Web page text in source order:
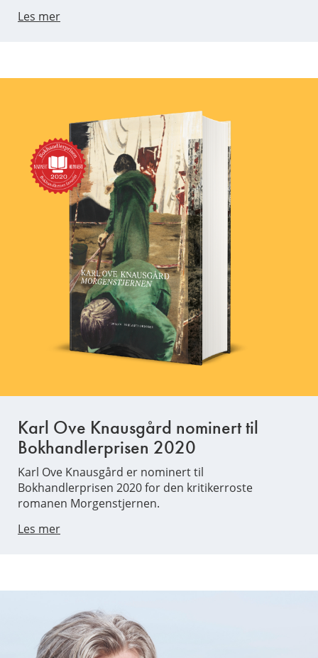
Les mer
Karl Ove Knausgård nominert til
Bokhandlerprisen 2020
Karl Ove Knausgård er nominert til
Bokhandlerprisen 2020 for den kritikerroste
romanen Morgenstjernen.
Les mer